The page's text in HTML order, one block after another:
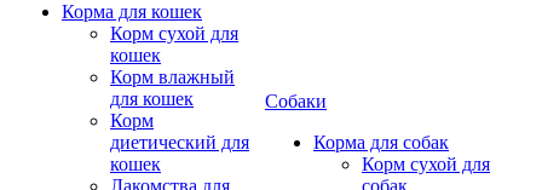
Корма для кошек
Корм сухой для
кошек
Корм влажный
для кошек
Корм
диетический для
кошек
Лакомства для
Собаки
Корма для собак
Корм сухой для
собак